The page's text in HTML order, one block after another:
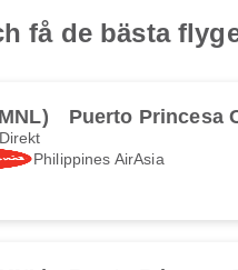
få de bästa
Puerto Princesa
Philippines AirAsia